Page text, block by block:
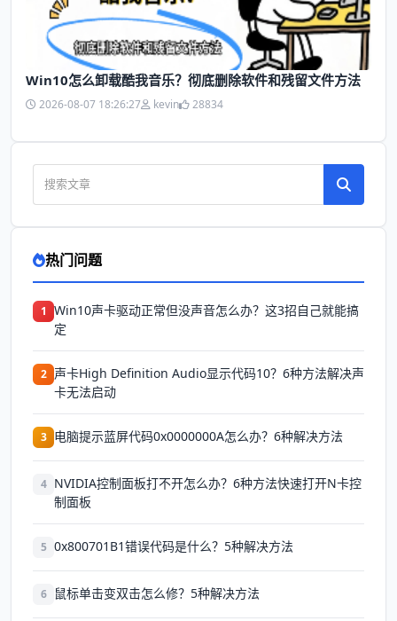
Win10怎么卸载酷我音乐？彻底删除软件和残留文件方法
2026-08-07 18:26:27 kevin 28834
热门问题
1 Win10声卡驱动正常但没声音怎么办？这3招自己就能搞
定
2 声卡High Definition Audio显示代码10？6种方法解决声
卡无法启动
3 电脑提示蓝屏代码0x0000000A怎么办？6种解决方法
4 NVIDIA控制面板打不开怎么办？6种方法快速打开N卡控
制面板
5 0x800701B1错误代码是什么？5种解决方法
6 鼠标单击变双击怎么修？5种解决方法